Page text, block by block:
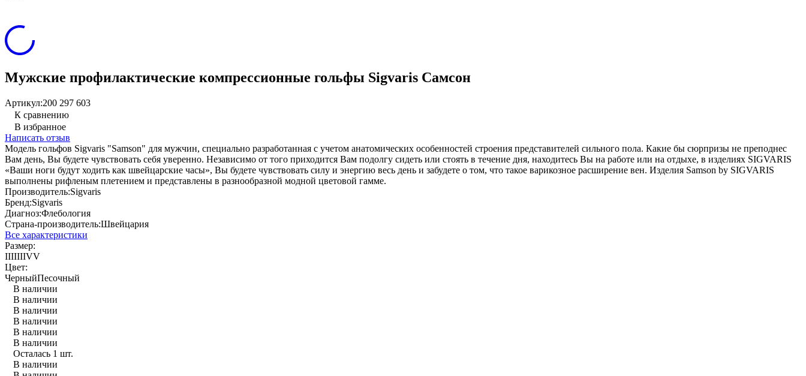
Мужские профилактические компрессионные гольфы Sigvaris Самсон
Артикул:200 297 603
К сравнению
В избранное
Написать отзыв
Модель гольфов Sigvaris "Samson" для мужчин, специально разработанная с учетом анатомических особенностей строения представителей сильного пола. Какие бы сюрпризы не преподнес
Вам день, Вы будете чувствовать себя уверенно. Независимо от того приходится Вам подолгу сидеть или стоять в течение дня, находитесь Вы на работе или на отдыхе, в изделиях SIGVARIS
«Ваши ноги будут ходить как швейцарские часы», Вы будете чувствовать силу и энергию весь день и забудете о том, что такое варикозное расширение вен. Изделия Samson by SIGVARIS
выполнены рифленым плетением и представлены в разнообразной модной цветовой гамме.
Производитель:Sigvaris
Бренд:Sigvaris
Диагноз:Флебология
Страна-производитель:Швейцария
Все характеристики
Размер:
IIIIIIIVV
Цвет:
ЧерныйПесочный
В наличии
В наличии
В наличии
В наличии
В наличии
В наличии
Осталась 1 шт.
В наличии